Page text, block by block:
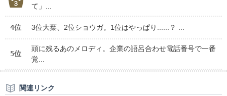
て」...
4位 3位大葉、2位ショウガ。1位はやっぱり......？ ...
5位
頭に残るあのメロディ。企業の語呂合わせ電話番号で一番
覚...
関連リンク